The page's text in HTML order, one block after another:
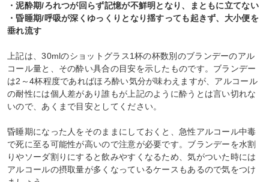
・泥酔期/ろれつが回らず記憶が不鮮明となり、まともに立てない
・昏睡期/呼吸が深くゆっくりとなり揺すっても起きず、大小便を
垂れ流す
上記は、30mlのショットグラス1杯の杯数別のブランデーのアル
コール量と、その酔い具合の目安を示したものです。ブランデー
は2～4杯程度であればほろ酔い気分が味わえますが、アルコール
の耐性には個人差があり誰もが上記のように酔うとは言い切れな
いので、あくまで目安としてください。
昏睡期になった人をそのままにしておくと、急性アルコール中毒
で死に至る可能性が高いので注意が必要です。ブランデーを水割
りやソーダ割りにすると飲みやすくなるため、気がついた時には
アルコールの摂取量が多くなっているケースもあるので気をつけ